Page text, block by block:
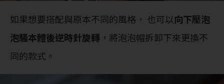
如果想要搭配與原本不同的風格， 也可以向下壓泡
泡騷本體後逆時針旋轉 ，將泡泡帽拆卸下來更換不
同的款式。